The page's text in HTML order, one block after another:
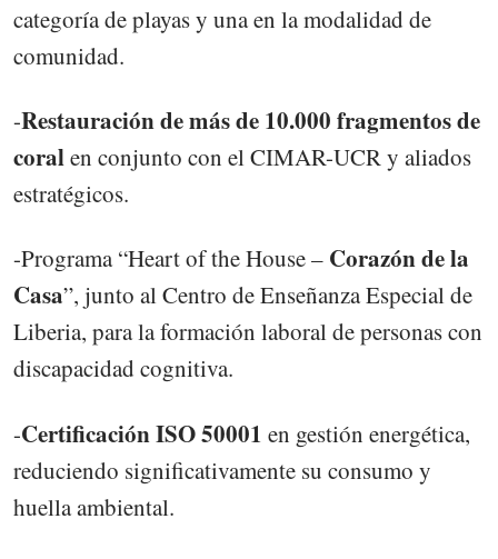
categoría de playas y una en la modalidad de
comunidad.
-Restauración de más de 10.000 fragmentos de
coralen conjunto con el CIMAR-UCR y aliados
estratégicos.
-Programa “Heart of the House – Corazón de la
Casa”, junto al Centro de Enseñanza Especial de
Liberia, para la formación laboral de personas con
discapacidad cognitiva.
-Certificación ISO 50001 en gestión energética,
reduciendo significativamente su consumo y
huella ambiental.